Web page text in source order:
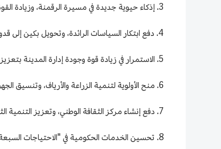
3. إذكاء حيوية جديدة في مسيرة الرقمنة، وزيادة القوة الداخلية لدفع التنمية عالية الجودة.
4. دفع ابتكار السياسات الرائدة، وتحويل بكين إلى قدوة يحتذى بها في قضية الإصلاح والانفتاح.
5. الاستمرار في زيادة قوة وجودة إدارة المدينة بتعزيز الإدارة الدقيقة المشتركة وفقًا للقانون.
6. منح الأولوية لتنمية الزراعة والأرياف، وتنسيق الجهود الكبيرة لتنمية المناطق الحضرية والريفية.
7. دفع إنشاء مركز الثقافة الوطني، وتعزيز التنمية الثقافية لتصبح أكثر ازدهارا.
8. تحسين الخدمات الحكومية في "الاحتياجات السبعة" و"الخصائص الخمسة"، ورفع مستوى معيشة الشعب باستمرار.